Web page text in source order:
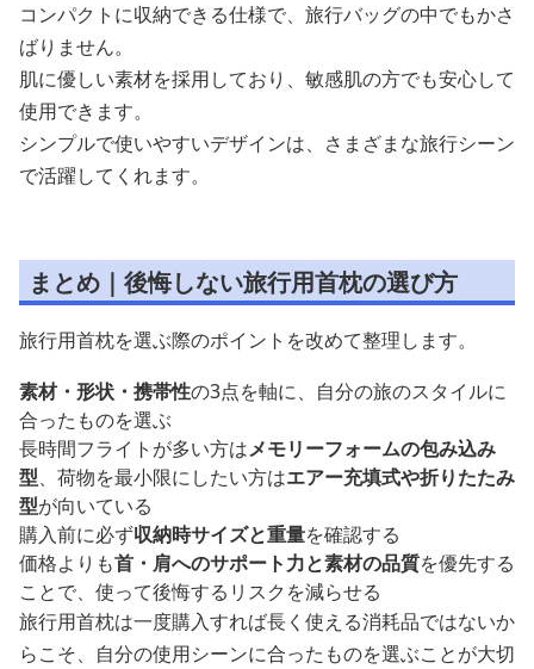
コンパクトに収納できる仕様で、旅行バッグの中でもかさ
ばりません。
肌に優しい素材を採用しており、敏感肌の方でも安心して
使用できます。
シンプルで使いやすいデザインは、さまざまな旅行シーン
で活躍してくれます。
まとめ｜後悔しない旅行用首枕の選び方
旅行用首枕を選ぶ際のポイントを改めて整理します。
素材・形状・携帯性の3点を軸に、自分の旅のスタイルに
合ったものを選ぶ
長時間フライトが多い方はメモリーフォームの包み込み
型、荷物を最小限にしたい方はエアー充填式や折りたたみ
型が向いている
購入前に必ず収納時サイズと重量を確認する
価格よりも首・肩へのサポート力と素材の品質を優先する
ことで、使って後悔するリスクを減らせる
旅行用首枕は一度購入すれば長く使える消耗品ではないか
らこそ、自分の使用シーンに合ったものを選ぶことが大切